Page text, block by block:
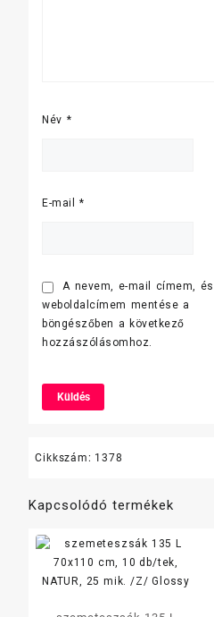
Név *
E-mail*
A nevem, e-mail címem, és
weboldalcímem mentése a
böngészőben a következő
hozzászólásomhoz.
Cikkszám: 1378
Kapcsolódó termékek